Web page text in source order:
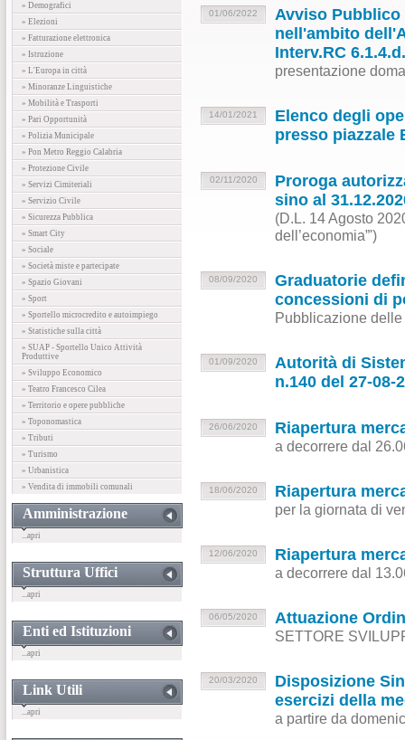
» Demografici
» Elezioni
» Fatturazione elettronica
» Istruzione
» L'Europa in città
» Minoranze Linguistiche
» Mobilità e Trasporti
» Pari Opportunità
» Polizia Municipale
» Pon Metro Reggio Calabria
» Protezione Civile
» Servizi Cimiteriali
» Servizio Civile
» Sicurezza Pubblica
» Smart City
» Sociale
» Società miste e partecipate
» Spazio Giovani
» Sport
» Sportello microcredito e autoimpiego
» Statistiche sulla città
» SUAP - Sportello Unico Attività
Produttive
» Sviluppo Economico
» Teatro Francesco Cilea
» Territorio e opere pubbliche
» Toponomastica
» Tributi
» Turismo
» Urbanistica
» Vendita di immobili comunali
Amministrazione
...apri
Struttura Uffici
...apri
Enti ed Istituzioni
...apri
Link Utili
...apri
01/06/2022
Avviso
nell'ambito
Interv.RC
presentazione
14/01/2021
Elenco degli
presso piazzale
02/11/2020
Proroga
sino al
(D.L. 14 Agosto
dell’economia”')
08/09/2020
Graduatorie
concessioni di
Pubblicazione
01/09/2020
Autorità di
n.140 del 27-
26/06/2020 Riapertura
a decorrere dal
18/06/2020 Riapertura
per la giornata di
12/06/2020 Riapertura
a decorrere dal
06/05/2020 Attuazione
SETTORE
20/03/2020
Disposizione
esercizi della
a partire da